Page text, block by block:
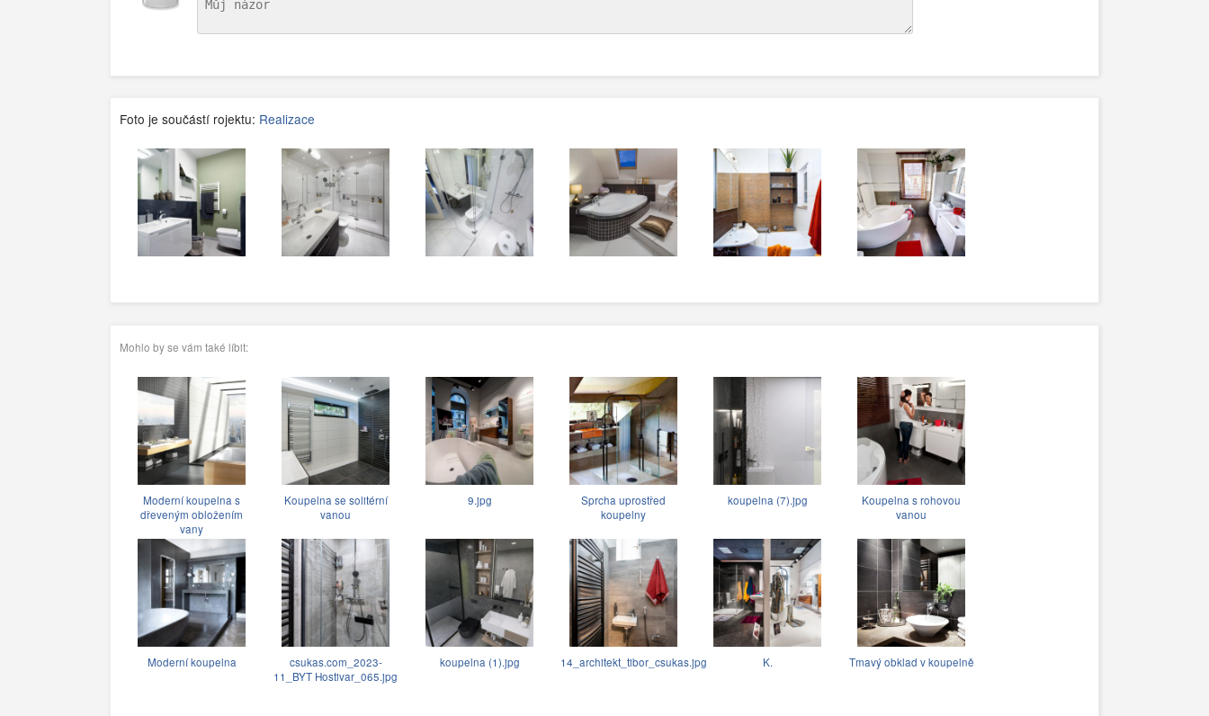
Foto je součástí rojektu: Realizace
Mohlo by se vám také líbit:
Moderní koupelna s
dřeveným obložením
vany
Koupelna se solitérní
vanou
9.jpg
Sprcha uprostřed
koupelny
koupelna (7).jpg
Koupelna s rohovou
vanou
Moderní koupelna
csukas.com_2023-
11_BYT Hostivar_065.jpg
koupelna (1).jpg 14_architekt_tibor_csukas.jpg K. Tmavý obklad v koupelně